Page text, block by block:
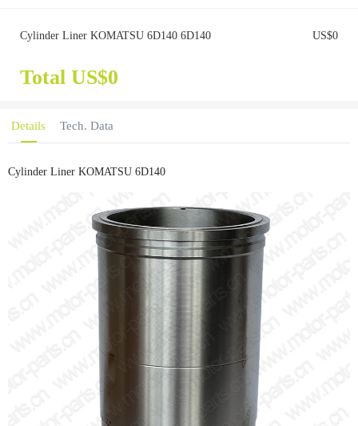
Cylinder Liner KOMATSU 6D140 6D140 US$0
Total US$0
Details Tech. Data
Cylinder Liner KOMATSU 6D140